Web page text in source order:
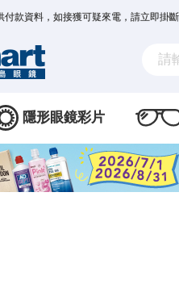
付款資料，如接獲可疑來電，請立即掛
隱形眼鏡彩片